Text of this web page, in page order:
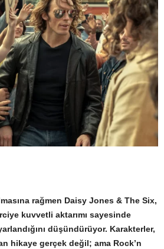
rağmen Daisy Jones & The Six,
kuvvetli aktarımı sayesinde
düşündürüyor. Karakterler,
hikaye gerçek değil; ama Rock’n